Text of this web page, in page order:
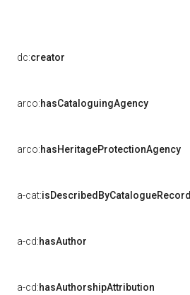
dc:creator
arco:hasCataloguingAgency
arco:hasHeritageProtectionAgency
a-cat:isDescribedByCatalogueRecord
a-cd:hasAuthor
a-cd:hasAuthorshipAttribution